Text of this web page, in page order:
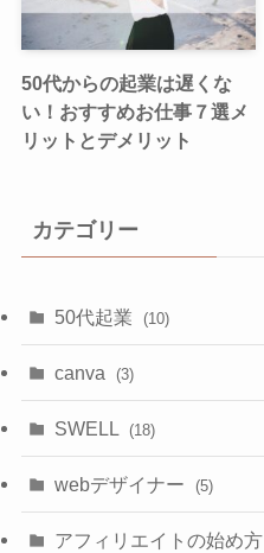
50代からの起業は遅くな
い！おすすめお仕事７選メ
リットとデメリット
カテゴリー
50代起業 (10)
canva (3)
SWELL (18)
webデザイナー (5)
アフィリエイトの始め方